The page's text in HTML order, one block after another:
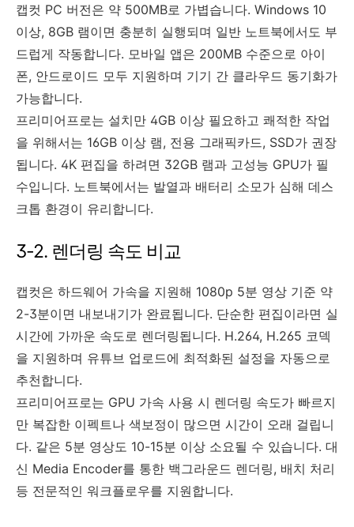
캡컷 PC 버전은 약 500MB로 가볍습니다. Windows 10
이상, 8GB 램이면 충분히 실행되며 일반 노트북에서도 부
드럽게 작동합니다. 모바일 앱은 200MB 수준으로 아이
폰, 안드로이드 모두 지원하며 기기 간 클라우드 동기화가
가능합니다.
프리미어프로는 설치만 4GB 이상 필요하고 쾌적한 작업
을 위해서는 16GB 이상 램, 전용 그래픽카드, SSD가 권장
됩니다. 4K 편집을 하려면 32GB 램과 고성능 GPU가 필
수입니다. 노트북에서는 발열과 배터리 소모가 심해 데스
크톱 환경이 유리합니다.
3-2. 렌더링 속도 비교
캡컷은 하드웨어 가속을 지원해 1080p 5분 영상 기준 약
2-3분이면 내보내기가 완료됩니다. 단순한 편집이라면 실
시간에 가까운 속도로 렌더링됩니다. H.264, H.265 코덱
을 지원하며 유튜브 업로드에 최적화된 설정을 자동으로
추천합니다.
프리미어프로는 GPU 가속 사용 시 렌더링 속도가 빠르지
만 복잡한 이펙트나 색보정이 많으면 시간이 오래 걸립니
다. 같은 5분 영상도 10-15분 이상 소요될 수 있습니다. 대
신 Media Encoder를 통한 백그라운드 렌더링, 배치 처리
등 전문적인 워크플로우를 지원합니다.